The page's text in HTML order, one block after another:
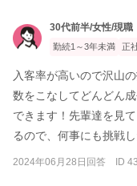
30代前半/女性/現職
勤続1～3年未満
正
入客率が高いので沢山
数をこなしてどんどん
できます！先輩達を見
るので、何事にも挑戦
2024年06月28日回答 ID